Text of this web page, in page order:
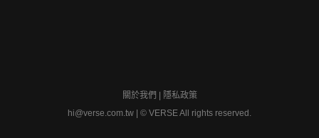
關於我們
隱私政策
hi@verse.com.tw
© VERSE All rights reserved.